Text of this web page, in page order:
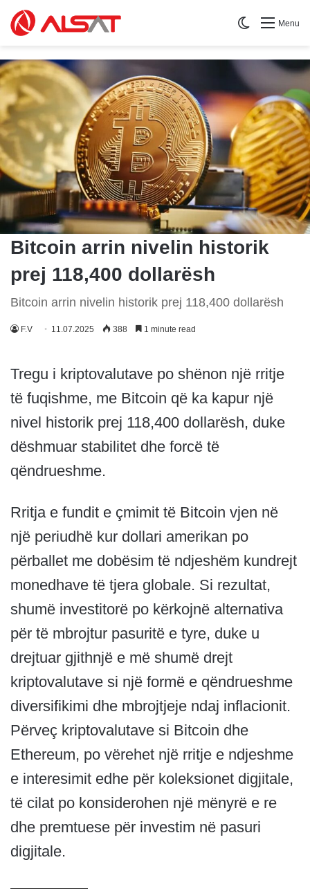
Menu
Switch skin
Bitcoin arrin nivelin historik
prej 118,400 dollarësh
Bitcoin arrin nivelin historik prej 118,400 dollarësh
F.V 11.07.2025 388 1 minute read
Tregu i kriptovalutave po shënon një rritje
të fuqishme, me Bitcoin që ka kapur një
nivel historik prej 118,400 dollarësh, duke
dëshmuar stabilitet dhe forcë të
qëndrueshme.
Rritja e fundit e çmimit të Bitcoin vjen në
një periudhë kur dollari amerikan po
përballet me dobësim të ndjeshëm kundrejt
monedhave të tjera globale. Si rezultat,
shumë investitorë po kërkojnë alternativa
për të mbrojtur pasuritë e tyre, duke u
drejtuar gjithnjë e më shumë drejt
kriptovalutave si një formë e qëndrueshme
diversifikimi dhe mbrojtjeje ndaj inflacionit.
Përveç kriptovalutave si Bitcoin dhe
Ethereum, po vërehet një rritje e ndjeshme
e interesimit edhe për koleksionet digjitale,
të cilat po konsiderohen një mënyrë e re
dhe premtuese për investim në pasuri
digjitale.